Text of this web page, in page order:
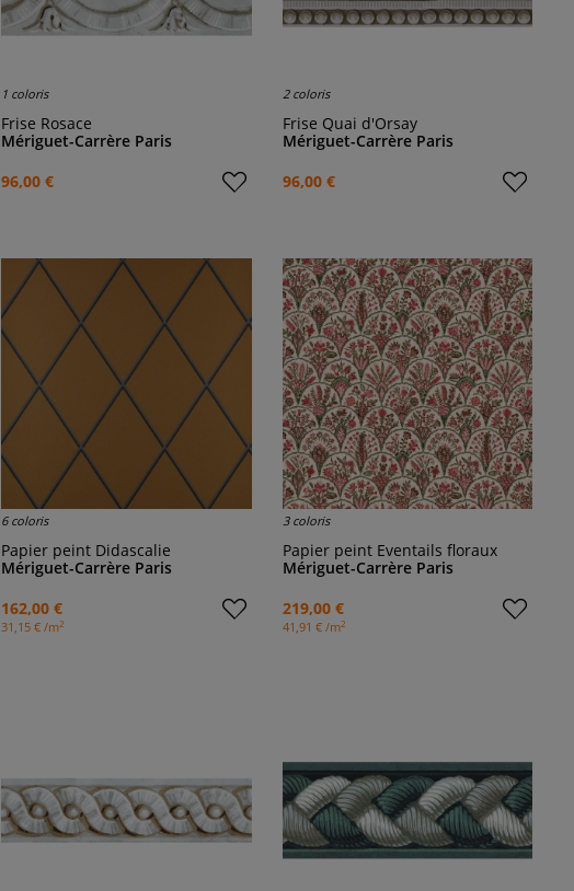
1 coloris
Frise Rosace
Mériguet-Carrère Paris
96,00 €
2 coloris
Frise Quai d'Orsay
Mériguet-Carrère Paris
96,00 €
6 coloris
Papier peint Didascalie
Mériguet-Carrère Paris
162,00 €
31,15 € /m2
3 coloris
Papier peint Eventails floraux
Mériguet-Carrère Paris
219,00 €
41,91 € /m2